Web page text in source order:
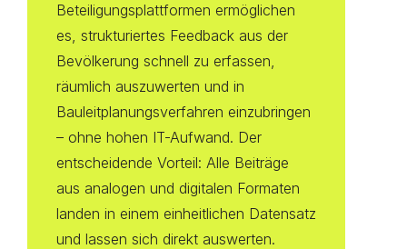
Beteiligungsplattformen ermöglichen
es, strukturiertes Feedback aus der
Bevölkerung schnell zu erfassen,
räumlich auszuwerten und in
Bauleitplanungsverfahren einzubringen
– ohne hohen IT-Aufwand. Der
entscheidende Vorteil: Alle Beiträge
aus analogen und digitalen Formaten
landen in einem einheitlichen Datensatz
und lassen sich direkt auswerten.